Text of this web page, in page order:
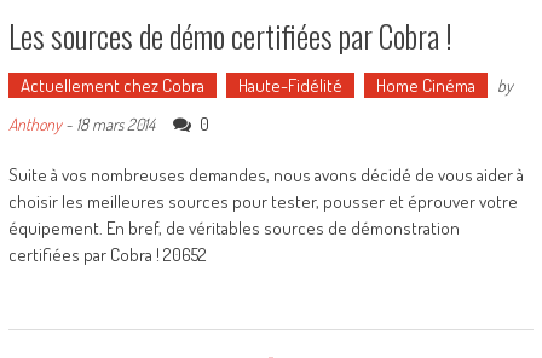
Les sources de démo certifiées par Cobra !
Actuellement chez Cobra Haute-Fidélité Home Cinéma
by
Anthony- 18 mars 2014 0
Suite à vos nombreuses demandes, nous avons décidé de vous aider à
choisir les meilleures sources pour tester, pousser et éprouver votre
équipement. En bref, de véritables sources de démonstration
certifiées par Cobra ! 20652